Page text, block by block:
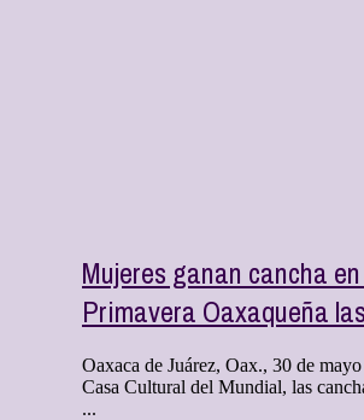
Mujeres ganan cancha
Primavera Oaxaqueña
Oaxaca de Juárez, Oax., 30 de
Casa Cultural del Mundial, las
...